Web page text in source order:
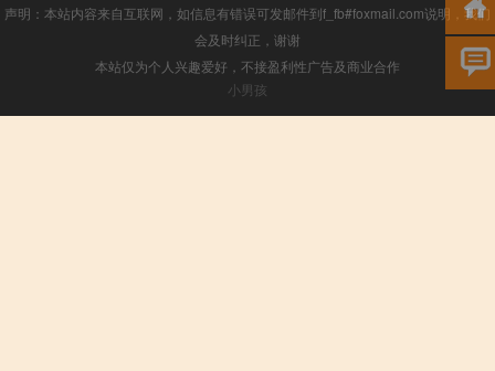
声明：本站内容来自互联网，如信息有错误可发邮件到f_fb#foxmail.com说明，我们
会及时纠正，谢谢
本站仅为个人兴趣爱好，不接盈利性广告及商业合作
小男孩